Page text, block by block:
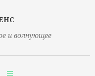
и волнующее